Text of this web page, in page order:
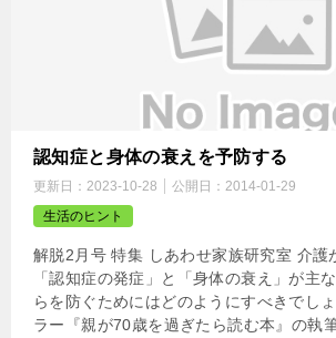
認知症と身体の衰えを予防する
更新日： 2023-10-28 公開日： 2014-01-29
生活のヒント
解脱2月号 特集 しあわせ家族研究室 介護
「認知症の発症」と「身体の衰え」が主
らを防ぐためにはどのようにすべきでし
ラー『親が70歳を過ぎたら読む本』の執